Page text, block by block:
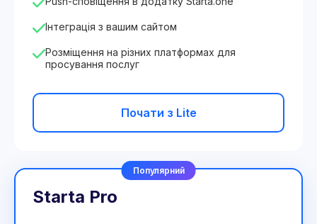
Інтеграція з вашим сайтом
Розміщення на різних платформах для
просування послуг
Почати з Lite
Популярний
Starta Pro